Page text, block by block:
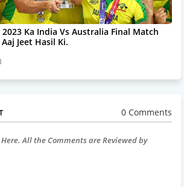
2023 Ka India Vs Australia Final Match
Jeet Hasil Ki.
0 Comments
All the Comments are Reviewed by